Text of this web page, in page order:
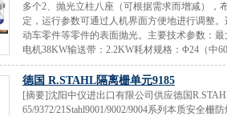
多个2、抛光立柱八座（可根据需求而增减），
定，运行参数可通过人机界面方便地进行调整
动车零件等零件的表面抛光。主要技术参数：最
电机38KW输送带：2.2KW耗材规格：Φ24（中
德国 R.STAHL隔离栅单元9185
[摘要]沈阳中仪进出口有限公司供应德国
65/9372/21Stahl9001/9002/9004系列本质安全栅